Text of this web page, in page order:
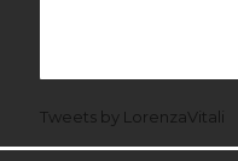
Tweets by LorenzaVitali